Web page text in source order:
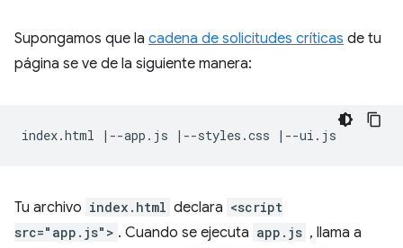
Supongamos que la cadena de solicitudes críticas de tu
página se ve de la siguiente manera:
Tu archivo index.html declara <script
src="app.js"> . Cuando se ejecuta app.js , llama a